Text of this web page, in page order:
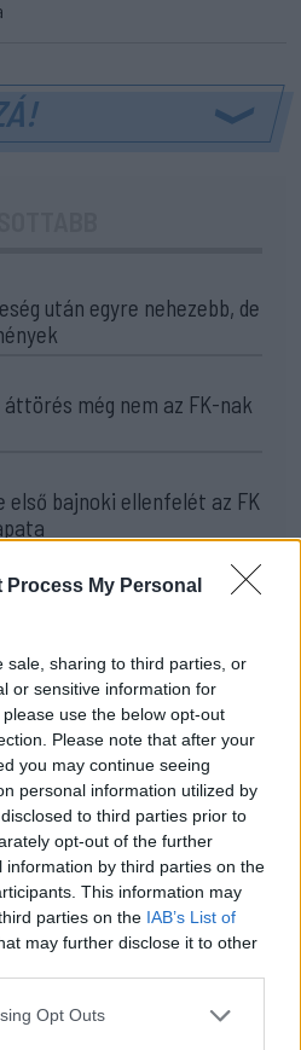
Process My Personal
sale, sharing to third parties, or
or sensitive information for
use the below opt-out
Please note that after your
you may continue seeing
personal information utilized by
to third parties prior to
opt-out of the further
by third parties on the
This information may
parties on the IAB’s List of
may further disclose it to other
Opt Outs
után egyre nehezebb, de
még nem az FK-nak
első bajnoki ellenfelét az FK
a Marosvásárhelyi ASA,
a Farul az FK
tért haza Kőszegről a
FK Csíkszereda – a
a Szuperliga negyedik